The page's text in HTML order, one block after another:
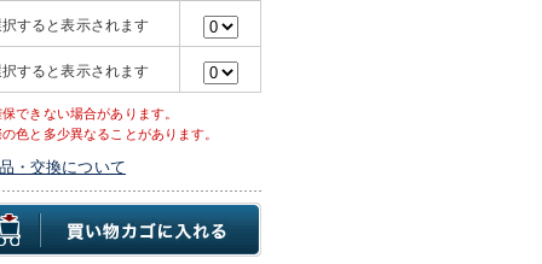
すると表示されます
すると表示されます
できない場合があります。
色と多少異なることがあります。
・交換について